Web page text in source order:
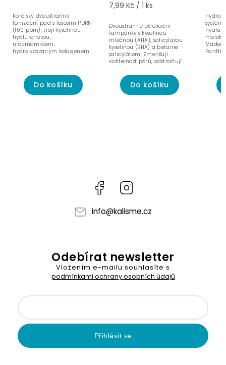
Do košíku
Korejský dvoustranný
tonizační pad s lososím PDRN
(100 ppm), trojí kyselinou
hyaluronovou,
niacinamidem,
hydrolyzovaným kolagenem
7,99 Kč / 1 ks
Do košíku
Dvoustranné exfoliační
tampónky s kyselinou
mléčnou (AHA), salicylovou
kyselinou (BHA) a betaine
salicylátem. Zmenšují
viditelnost pórů, odstraňují
Facebook
info@kalisme.cz
Odebírat newsletter
Vložením e-mailu souhlasíte s
podmínkami ochrany osobních údajů
Přihlásit se